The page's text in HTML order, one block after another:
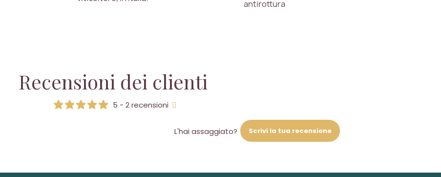
antirottura
Recensioni dei clienti
5 - 2 recensioni
L'hai assaggiato? Scrivi la tua recensione